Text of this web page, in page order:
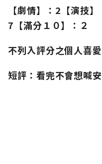
【劇情】：2【演技
7【滿分１０】：２
不列入評分之個人喜
短評：看完不會想喊安